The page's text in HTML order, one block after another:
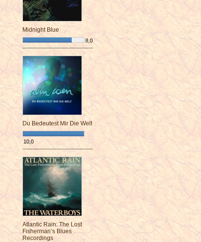
Midnight Blue
8,0
¯¯¯¯¯¯¯¯¯¯¯¯¯¯¯¯¯¯¯¯¯¯¯¯
Du Bedeutest Mir Die Welt
10,0
¯¯¯¯¯¯¯¯¯¯¯¯¯¯¯¯¯¯¯¯¯¯¯¯
Atlantic Rain: The Lost
Fisherman’s Blues
Recordings